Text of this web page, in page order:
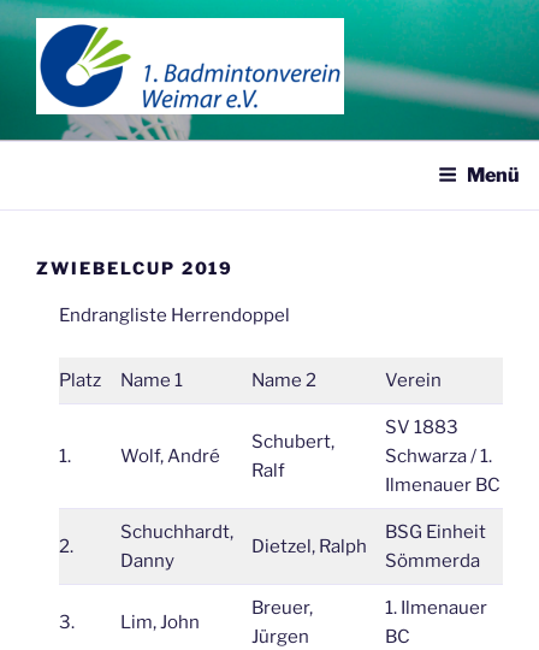
Zum
Inhalt
springen
1. BADMINTONVEREIN
Menü
ZWIEBELCUP 2019
Endrangliste Herrendoppel
Platz Name 1 Name 2 Verein
1. Wolf, André
Schubert,
Ralf
SV 1883
Schwarza / 1.
Ilmenauer BC
2.
Schuchhardt,
Danny
Dietzel, Ralph
BSG Einheit
Sömmerda
3. Lim, John
Breuer,
Jürgen
1. Ilmenauer
BC